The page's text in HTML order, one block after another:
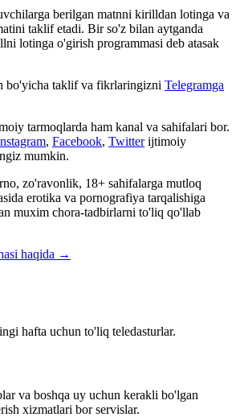
berilgan matnni kirilldan lotinga va
taklif etadi. Bir so'z bilan aytganda
lotinga o'girish programmasi deb atasak
bo'yicha taklif va fikrlaringizni Telegramga
tarmoqlarda ham kanal va sahifalari bor.
, Facebook, Twitter ijtimoiy
mumkin.
zo'ravonlik, 18+ sahifalarga mutloq
erotika va pornografiya tarqalishiga
muxim chora-tadbirlarni to'liq qo'llab
haqida →
hafta uchun to'liq teledasturlar.
va boshqa uy uchun kerakli bo'lgan
xizmatlari bor servislar.